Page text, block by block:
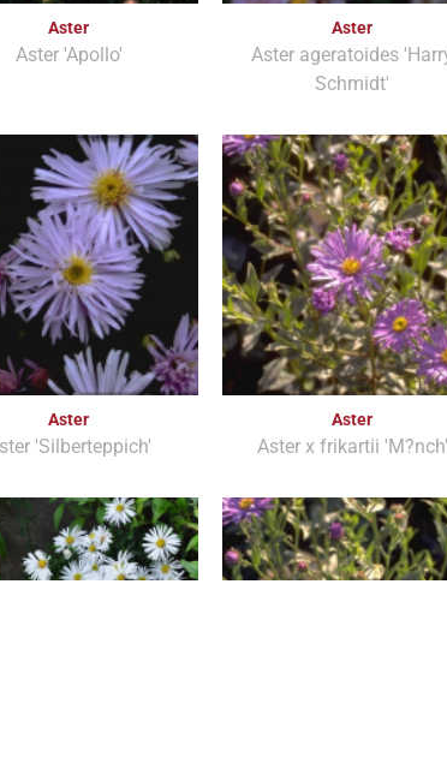
Aster
Aster 'Apollo'
Aster
Aster ageratoides
Schmidt'
Aster
'Silberteppich'
Aster
Aster x frikartii 'M?nch'